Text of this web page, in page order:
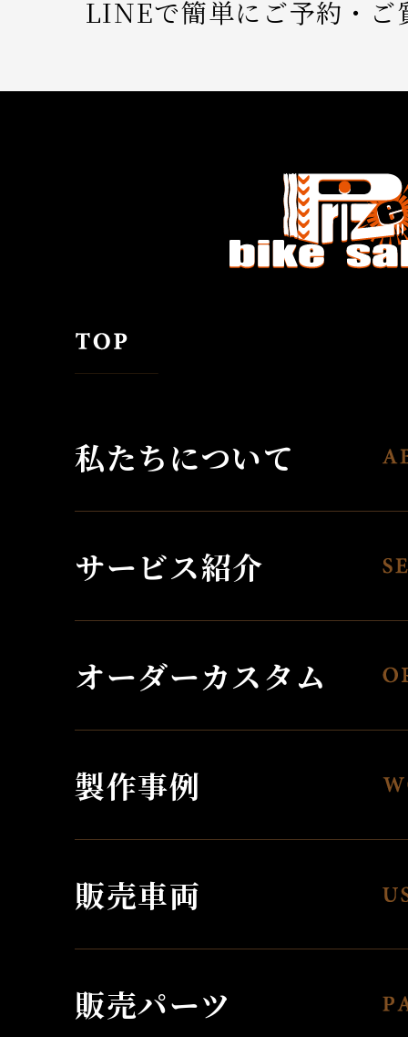
LINEで簡単にご予約・ご
私たちについて
サービス紹介
オーダーカスタム
製作事例
販売車両
販売パーツ